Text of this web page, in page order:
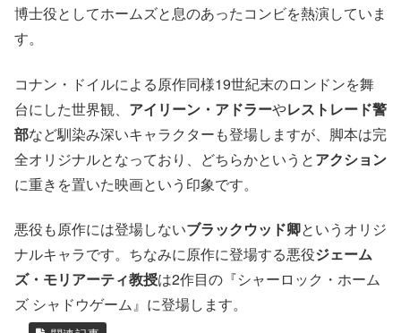
博士役としてホームズと息のあったコンビを熱演していま
す。
コナン・ドイルによる原作同様19世紀末のロンドンを舞
台にした世界観、 アイリーン・アドラーやレストレード警
部など馴染み深いキャラクターも登場しますが、脚本は完
全オリジナルとなっており、どちらかというとアクション
に重きを置いた映画という印象です。
悪役も原作には登場しないブラックウッド卿というオリジ
ナルキャラです。ちなみに原作に登場する悪役ジェーム
ズ・モリアーティ教授は2作目の『シャーロック・ホーム
ズ シャドウゲーム』に登場します。